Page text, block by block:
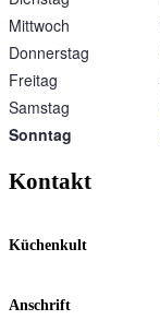
Mittwoch
Donnerstag
Freitag
Samstag
Sonntag
Kontakt
Küchenkult
Anschrift